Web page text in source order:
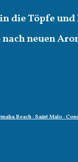
in die Töpfe
neuen
Beach · Saint Malo ·